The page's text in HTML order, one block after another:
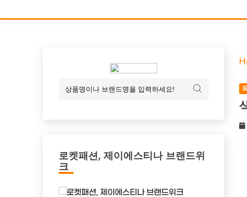
로켓패션, 제이에스티나 브랜드위
크